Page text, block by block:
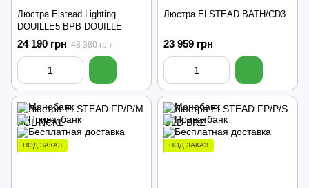
Люстра Elstead Lighting
DOUILLE5 BPB DOUILLE
24 190 грн 48 380 грн
Люстра ELSTEAD BATH/CD3
23 959 грн
ПОД ЗАКАЗ ПОД ЗАКАЗ